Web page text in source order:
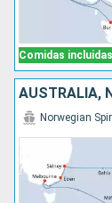
Comidas incluidas
AUSTRALIA,
Norwegian